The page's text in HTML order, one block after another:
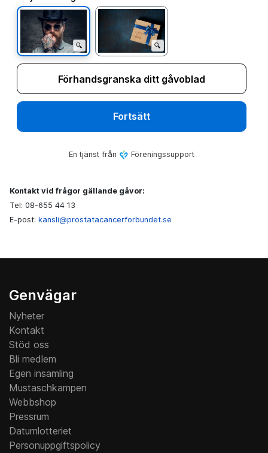
Kontakt vid frågor gällande gåvor:
Tel: 08-655 44 13
E-post: kansli@prostatacancerforbundet.se
Genvägar
Nyheter
Kontakt
Stöd oss
Bli medlem
Egen insamling
Mustaschkampen
Webbshop
Pressrum
Datumlotteriet
Personuppgiftspolicy